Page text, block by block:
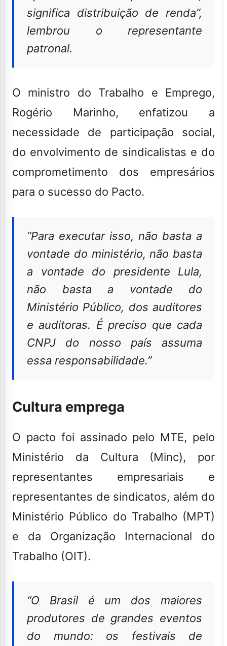
significa distribuição de renda”,
lembrou o representante
patronal.
O ministro do Trabalho e Emprego,
Rogério Marinho, enfatizou a
necessidade de participação social,
do envolvimento de sindicalistas e do
comprometimento dos empresários
para o sucesso do Pacto.
“Para executar isso, não basta a
vontade do ministério, não basta
a vontade do presidente Lula,
não basta a vontade do
Ministério Público, dos auditores
e auditoras. É preciso que cada
CNPJ do nosso país assuma
essa responsabilidade.”
Cultura emprega
O pacto foi assinado pelo MTE, pelo
Ministério da Cultura (Minc), por
representantes empresariais e
representantes de sindicatos, além do
Ministério Público do Trabalho (MPT)
e da Organização Internacional do
Trabalho (OIT).
“O Brasil é um dos maiores
produtores de grandes eventos
do mundo: os festivais de